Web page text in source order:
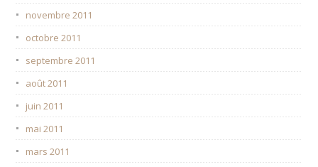
novembre 2011
octobre 2011
septembre 2011
août 2011
juin 2011
mai 2011
mars 2011